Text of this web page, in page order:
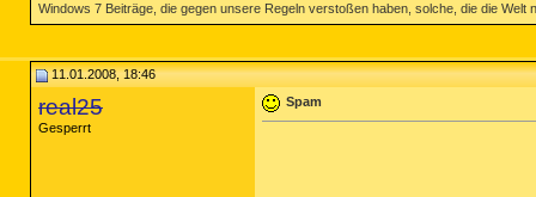
Windows 7 Beiträge, die gegen unsere Regeln verstoßen haben, solche, die die
11.01.2008, 18:46
real25
Gesperrt
Spam